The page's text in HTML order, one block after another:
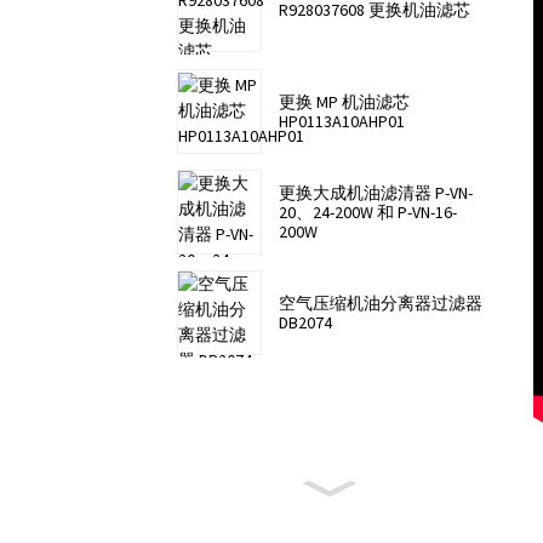
R928037608 更换机油滤芯
更换 MP 机油滤芯
HP0113A10AHP01
更换大成机油滤清器 P-VN-
20、24-200W 和 P-VN-16-
200W
空气压缩机油分离器过滤器
DB2074